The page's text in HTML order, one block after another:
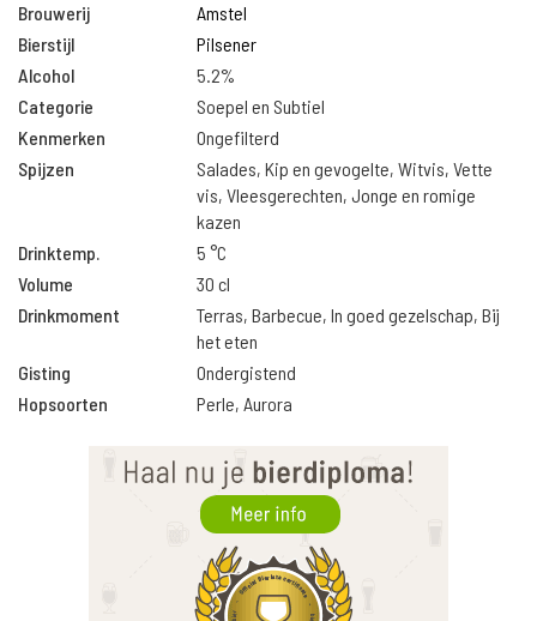
Brouwerij
Amstel
Bierstijl
Pilsener
Alcohol
5.2%
Categorie
Soepel en Subtiel
Kenmerken
Ongefilterd
Spijzen
Salades, Kip en gevogelte, Witvis, Vette
vis, Vleesgerechten, Jonge en romige
kazen
Drinktemp.
5 °C
Volume
30 cl
Drinkmoment
Terras, Barbecue, In goed gezelschap, Bij
het eten
Gisting
Ondergistend
Hopsoorten
Perle, Aurora